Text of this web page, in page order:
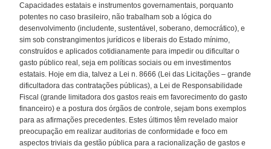
Capacidades estatais e instrumentos governamentais, porquanto
potentes no caso brasileiro, não trabalham sob a lógica do
desenvolvimento (includente, sustentável, soberano, democrático), e
sim sob constrangimentos jurídicos e liberais do Estado mínimo,
construídos e aplicados cotidianamente para impedir ou dificultar o
gasto público real, seja em políticas sociais ou em investimentos
estatais. Hoje em dia, talvez a Lei n. 8666 (Lei das Licitações – grande
dificultadora das contratações públicas), a Lei de Responsabilidade
Fiscal (grande limitadora dos gastos reais em favorecimento do gasto
financeiro) e a postura dos órgãos de controle, sejam bons exemplos
para as afirmações precedentes. Estes últimos têm revelado maior
preocupação em realizar auditorias de conformidade e foco em
aspectos triviais da gestão pública para a racionalização de gastos e